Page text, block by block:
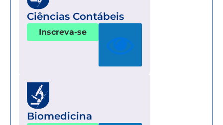
Ciências Contábeis
Inscreva-se
Biomedicina